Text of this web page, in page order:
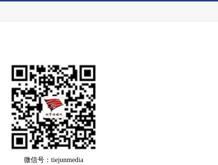
微信号：tiejunmedia